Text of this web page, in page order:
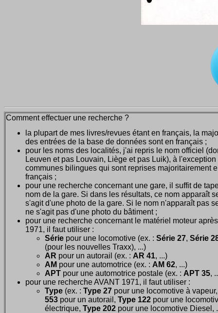
Comment effectuer une recherche ?
la plupart de mes livres/revues étant en français, la
des entrées de la base de données sont en français ;
pour les noms des localités, j'ai repris le nom officiel
Leuven et pas Louvain, Liège et pas Luik), à l'exception
communes bilingues qui sont reprises majoritairement
français ;
pour une recherche concernant une gare, il suffit de
nom de la gare. Si dans les résultats, ce nom apparaît
s'agit d'une photo de la gare. Si le nom n'apparaît pas
ne s'agit pas d'une photo du bâtiment ;
pour une recherche concernant le matériel moteur après
1971, il faut utiliser :
Série pour une locomotive (ex. : Série 27, Série
(pour les nouvelles Traxx), ...)
AR pour un autorail (ex. : AR 41, ...)
AM pour une automotrice (ex. : AM 62, ...)
APT pour une automotrice postale (ex. : APT 35,
pour une recherche AVANT 1971, il faut utiliser :
Type (ex. : Type 27 pour une locomotive à
553 pour un autorail, Type 122 pour une
électrique, Type 202 pour une locomotive Diesel,